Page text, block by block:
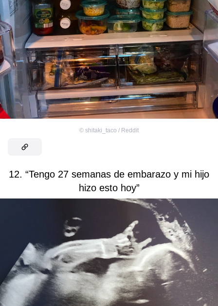
© shitaki_taco / Reddit
12. “Tengo 27 semanas de embarazo y mi hijo
hizo esto hoy”